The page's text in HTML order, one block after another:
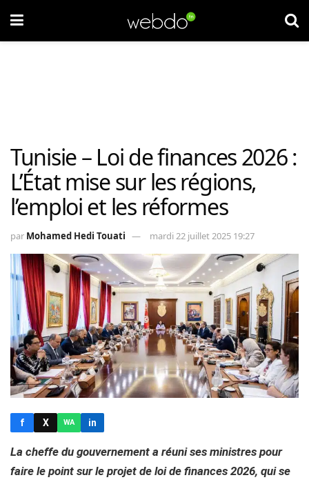
Tunisie – Loi de finances 2026 :
L’État mise sur les régions,
l’emploi et les réformes
par Mohamed Hedi Touati mardi 22 juillet 2025 19:27
f X WA in
La cheffe du gouvernement a réuni ses ministres pour
faire le point sur le projet de loi de finances 2026, qui se